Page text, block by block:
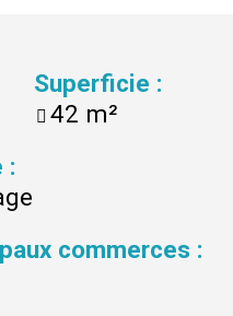
Superficie :
42 m²
:
commerces :